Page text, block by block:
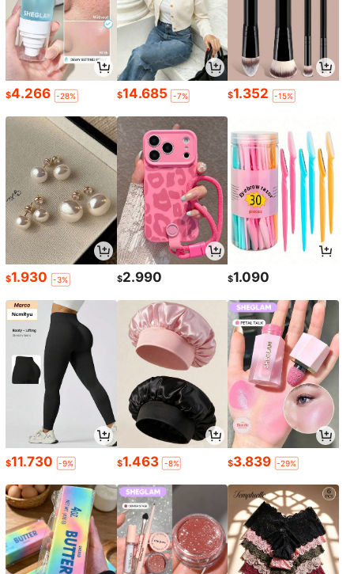
$4.266 -28% $14.685 -7% $1.352 -15%
$1.930 -3% $2.990 $1.090
$11.730 -9% $1.463 -8% $3.839 -29%